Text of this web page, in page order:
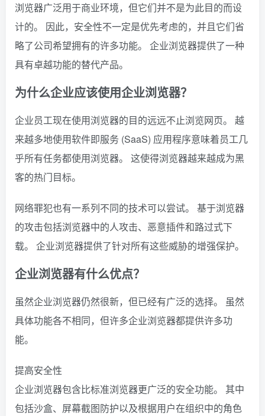
浏览器广泛用于商业环境，但它们并不是为此目的而设
计的。 因此，安全性不一定是优先考虑的，并且它们省
略了公司希望拥有的许多功能。 企业浏览器提供了一种
具有卓越功能的替代产品。
为什么企业应该使用企业浏览器？
企业员工现在使用浏览器的目的远远不止浏览网页。 越
来越多地使用软件即服务 (SaaS) 应用程序意味着员工几
乎所有任务都使用浏览器。 这使得浏览器越来越成为黑
客的热门目标。
网络罪犯也有一系列不同的技术可以尝试。 基于浏览器
的攻击包括浏览器中的人攻击、恶意插件和路过式下
载。 企业浏览器提供了针对所有这些威胁的增强保护。
企业浏览器有什么优点？
虽然企业浏览器仍然很新，但已经有广泛的选择。 虽然
具体功能各不相同，但许多企业浏览器都提供许多功
能。
提高安全性
企业浏览器包含比标准浏览器更广泛的安全功能。 其中
包括沙盒、屏幕截图防护以及根据用户在组织中的角色